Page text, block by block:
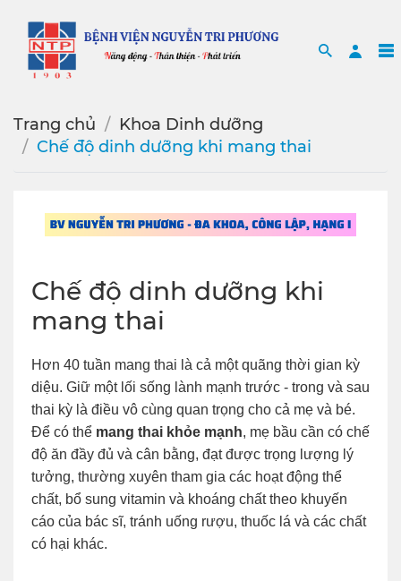
Search
Trang chủ
Khoa Dinh dưỡng
Chế độ dinh dưỡng khi mang thai
Chế độ dinh dưỡng khi
mang thai
Hơn 40 tuần mang thai là cả một quãng thời gian kỳ
diệu. Giữ một lối sống lành mạnh trước - trong và sau
thai kỳ là điều vô cùng quan trọng cho cả mẹ và bé.
Để có thể mang thai khỏe mạnh, mẹ bầu cần có chế
độ ăn đầy đủ và cân bằng, đạt được trọng lượng lý
tưởng, thường xuyên tham gia các hoạt động thể
chất, bổ sung vitamin và khoáng chất theo khuyến
cáo của bác sĩ, tránh uống rượu, thuốc lá và các chất
có hại khác.